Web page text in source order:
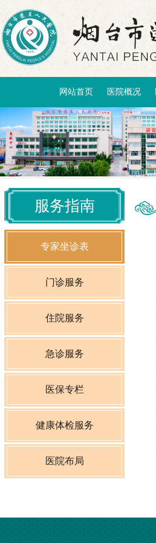
网站首页 医院概况
服务指南
专家坐诊表
门诊服务
住院服务
急诊服务
医保专栏
健康体检服务
医院布局